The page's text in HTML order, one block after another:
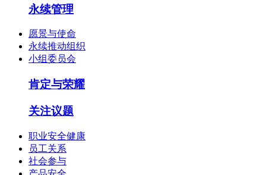
永续管理
愿景与使命
永续推动组织
小组委员会
肯定与荣耀
关注议题
职业安全健康
员工关系
社会参与